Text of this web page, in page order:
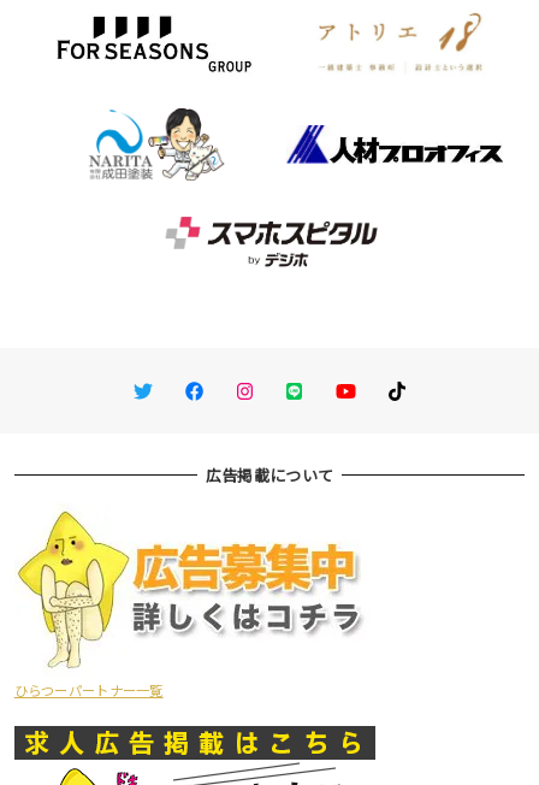
TwitterFacebookInstagram
LINE You TubeTikTok
広告掲載について
ひらつーパートナー一覧